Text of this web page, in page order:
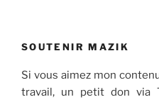
SOUTENIR MAZIK
Si vous aimez mon
travail, un petit don via